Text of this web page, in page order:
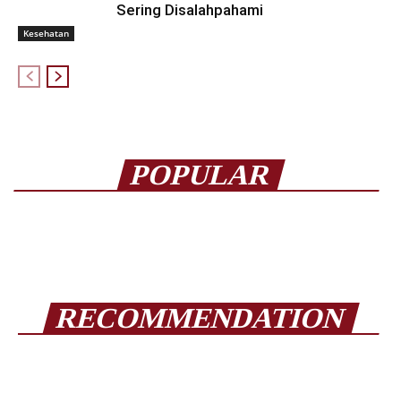
Kesehatan
Sering Disalahpahami
POPULAR
RECOMMENDATION